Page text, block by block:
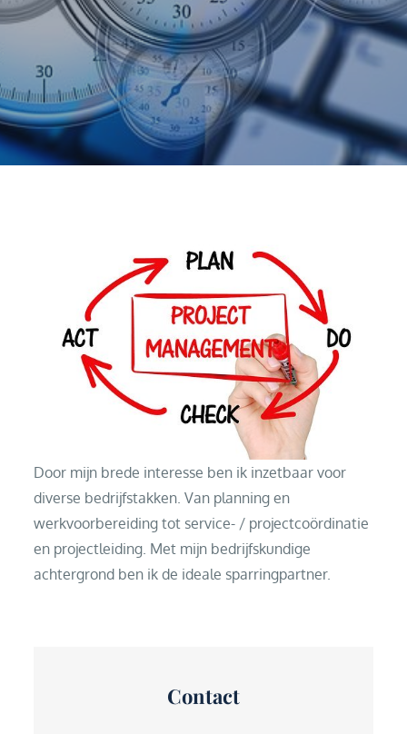
Door mijn brede interesse ben ik inzetbaar voor
diverse bedrijfstakken. Van planning en
werkvoorbereiding tot service- / projectcoördinatie
en projectleiding. Met mijn bedrijfskundige
achtergrond ben ik de ideale sparringpartner.
Contact